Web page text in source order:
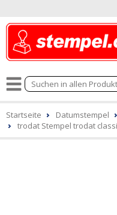
Startseite Datumstempel
trodat Stempel trodat